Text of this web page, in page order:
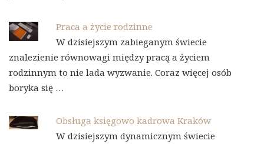
Praca a życie rodzinne
W dzisiejszym zabieganym świecie
znalezienie równowagi między pracą a życiem
rodzinnym to nie lada wyzwanie. Coraz więcej osób
boryka się …
Obsługa księgowo kadrowa Kraków
W dzisiejszym dynamicznym świecie